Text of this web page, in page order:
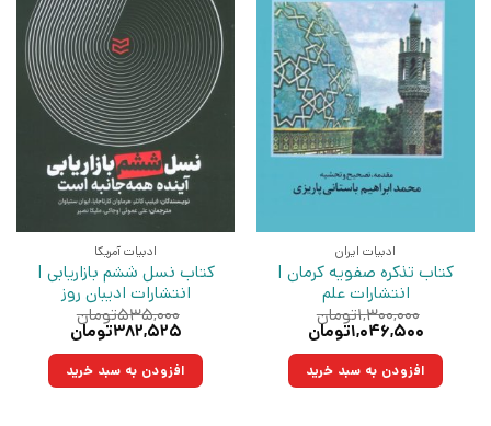
ادبیات ایران
کتاب تذکره صفویه کرمان |
انتشارات علم
۱,۳۰۰,۰۰۰تومان
قیمت
۱,۳۰۰,۰۰۰تومان
بود.
۱,۰۴۶,۵۰۰تومان
۱,۰۴۶,۵۰۰تومان. افزودن به سبد خرید
ادبیات آمریکا
کتاب نسل ششم بازاریابی |
انتشارات ادیبان روز
۵۳۵,۰۰۰تومان
قیمت
۵۳۵,۰۰۰تومان
بود.
۳۸۲,۵۲۵تومان
۳۸۲,۵۲۵تومان.افزودن به سبد خرید